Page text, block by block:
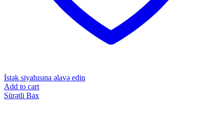
İstək siyahısına əlavə edin
Add to cart
Sürətli Bax